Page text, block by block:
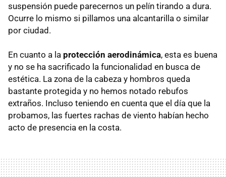
suspensión puede parecernos un pelín tirando a dura.
Ocurre lo mismo si pillamos una alcantarilla o similar
por ciudad.
En cuanto a la protección aerodinámica, esta es buena
y no se ha sacrificado la funcionalidad en busca de
estética. La zona de la cabeza y hombros queda
bastante protegida y no hemos notado rebufos
extraños. Incluso teniendo en cuenta que el día que la
probamos, las fuertes rachas de viento habían hecho
acto de presencia en la costa.